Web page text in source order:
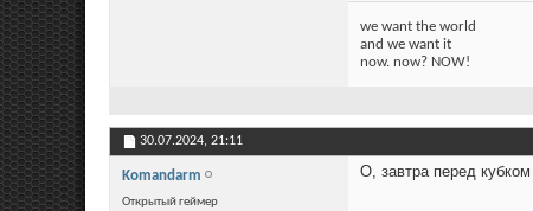
we want the world
and we want it
now. now? NOW!
30.07.2024, 21:11
Komandarm
Открытый геймер
О, завтра перед